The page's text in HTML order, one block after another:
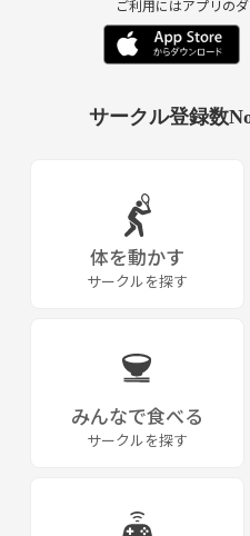
〇好きなもの→アニメ（
ー(ラプンツェル、トイ
〇仕事は保育士をしてい
す🥰
よろしくお願いします🥺
ご利用にはアプリの
サークル登録数
体を動かす
サークルを探す
みんなで食べる
サークルを探す